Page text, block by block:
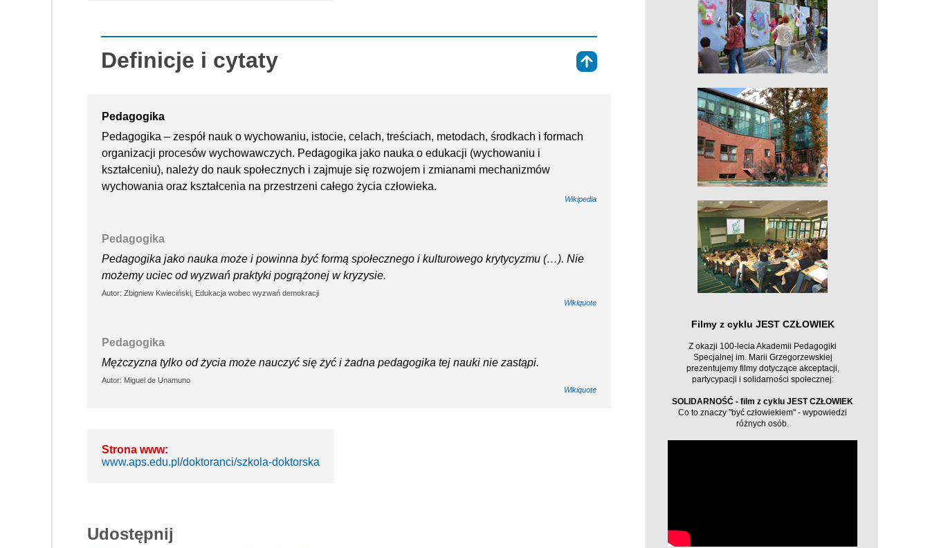
Definicje i cytaty
Pedagogika
Pedagogika – zespół nauk o wychowaniu, istocie, celach, treściach, metodach, środkach i formach
organizacji procesów wychowawczych. Pedagogika jako nauka o edukacji (wychowaniu i
kształceniu), należy do nauk społecznych i zajmuje się rozwojem i zmianami mechanizmów
wychowania oraz kształcenia na przestrzeni całego życia człowieka.
Wikipedia
Pedagogika
Pedagogika jako nauka może i powinna być formą społecznego i kulturowego krytycyzmu (…). Nie
możemy uciec od wyzwań praktyki pogrążonej w kryzysie.
Autor: Zbigniew Kwieciński, Edukacja wobec wyzwań demokracji
Wikiquote
Pedagogika
Mężczyzna tylko od życia może nauczyć się żyć i żadna pedagogika tej nauki nie zastąpi.
Autor: Miguel de Unamuno
Wikiquote
Strona www:
www.aps.edu.pl/doktoranci/szkola-doktorska
Udostępnij
Filmy z cyklu JEST CZŁOWIEK
Z okazji 100-lecia Akademii Pedagogiki
Specjalnej im. Marii Grzegorzewskiej
prezentujemy filmy dotyczące akceptacji,
partycypacji i solidarności społecznej:
SOLIDARNOŚĆ - film z cyklu JEST CZŁOWIEK
Co to znaczy "być człowiekiem" - wypowiedzi
różnych osób.